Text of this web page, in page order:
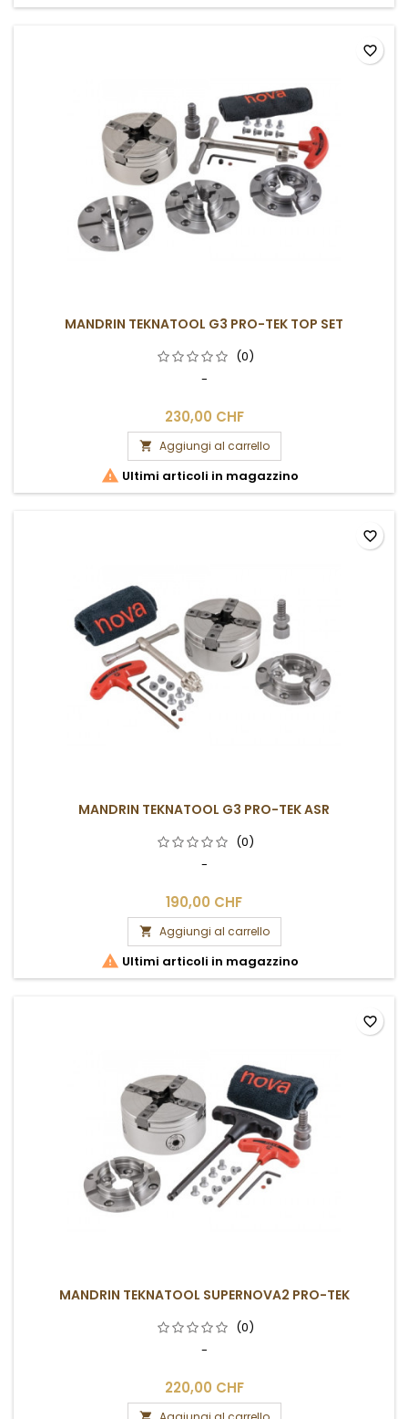
MANDRIN TEKNATOOL G3 PRO-TEK TOP SET
(0)
-
230,00 CHF
 Aggiungi al carrello
 Ultimi articoli in magazzino
favorite_border
MANDRIN TEKNATOOL G3 PRO-TEK ASR
(0)
-
190,00 CHF
 Aggiungi al carrello
 Ultimi articoli in magazzino
favorite_border
MANDRIN TEKNATOOL SUPERNOVA2 PRO-TEK
(0)
-
220,00 CHF
favorite_border